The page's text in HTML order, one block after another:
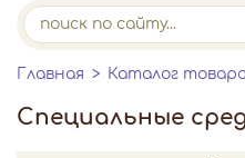
Главная Каталог
Специальные